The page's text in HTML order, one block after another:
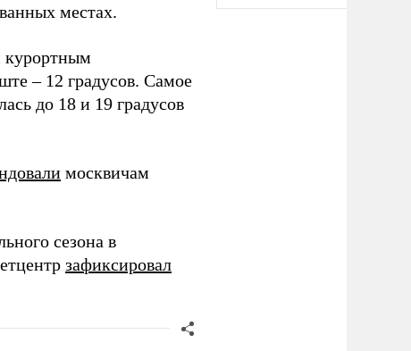
местах.
курортным
– 12 градусов. Самое
до 18 и 19 градусов
москвичам
сезона в
зафиксировал